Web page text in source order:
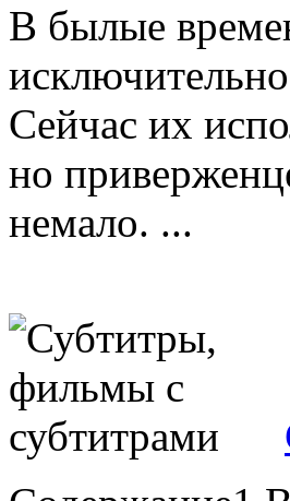
В былые
Сейчас их
но
немало. ...